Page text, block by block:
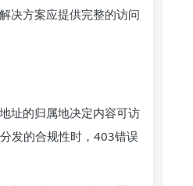
决方案应提供完整的访问
址的归属地决定内容可访
发的合规性时，403错误